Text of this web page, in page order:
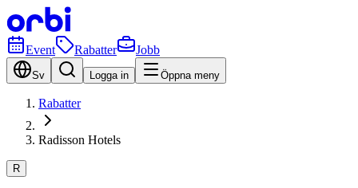
Event Rabatter Jobb
Sv Logga in Öppna meny
Rabatter
Radisson Hotels
R